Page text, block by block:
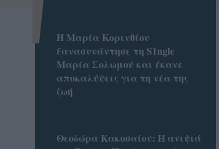
Η Μαρία Κορινθίου
ξανασυνάντησε τη S1ngle
Μαρία Σολωμού και έκανε
αποκαλύψεις για τη νέα της
ζωή
Θεοδώρα Κακοσαίου: Η ανιψιά